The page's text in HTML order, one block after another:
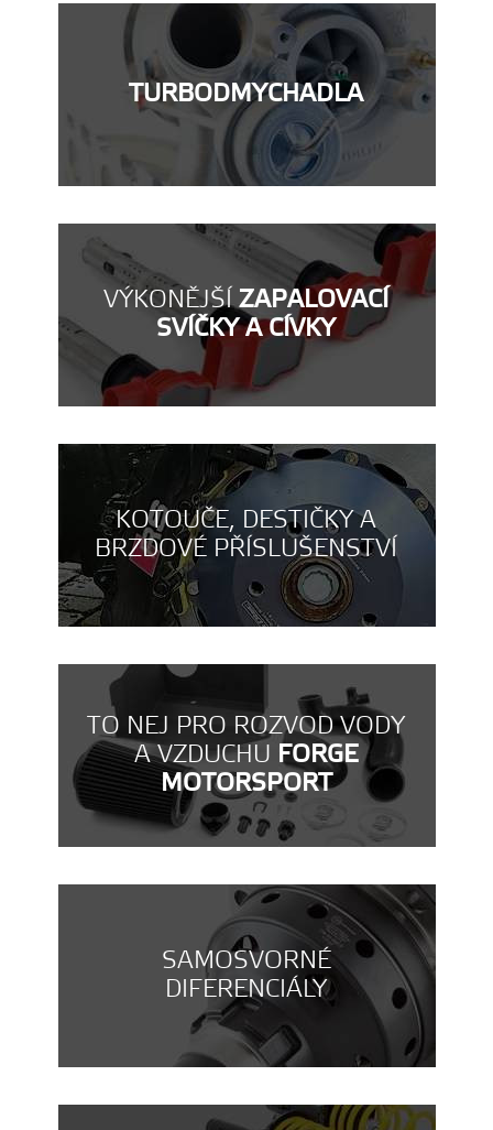
TURBODMYCHADLA
VÝKONĚJŠÍZAPALOVACÍ
SVÍČKY A CÍVKY
KOTOUČE, DESTIČKY A
BRZDOVÉ PŘÍSLUŠENSTVÍ
TO NEJ PRO ROZVOD VODY
A VZDUCHU FORGE
MOTORSPORT
SAMOSVORNÉ
DIFERENCIÁLY